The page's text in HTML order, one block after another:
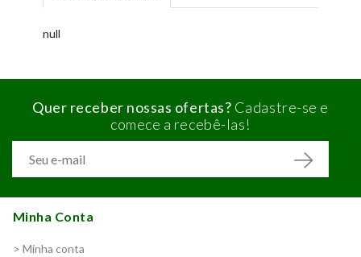
null
Quer receber nossas ofertas? Cadastre-se e
comece a recebê-las!
Minha Conta
> Minha conta